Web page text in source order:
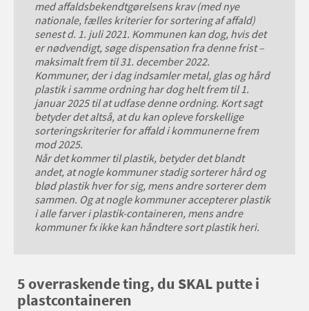
med affaldsbekendtgørelsens krav (med nye
nationale, fælles kriterier for sortering af affald)
senest d. 1. juli 2021. Kommunen kan dog, hvis det
er nødvendigt, søge dispensation fra denne frist –
maksimalt frem til 31. december 2022.
Kommuner, der i dag indsamler metal, glas og hård
plastik i samme ordning har dog helt frem til 1.
januar 2025 til at udfase denne ordning. Kort sagt
betyder det altså, at du kan opleve forskellige
sorteringskriterier for affald i kommunerne frem
mod 2025.
Når det kommer til plastik, betyder det blandt
andet, at nogle kommuner stadig sorterer hård og
blød plastik hver for sig, mens andre sorterer dem
sammen. Og at nogle kommuner accepterer plastik
i alle farver i plastik-containeren, mens andre
kommuner fx ikke kan håndtere sort plastik heri.
5 overraskende ting, du SKAL putte i
plastcontaineren